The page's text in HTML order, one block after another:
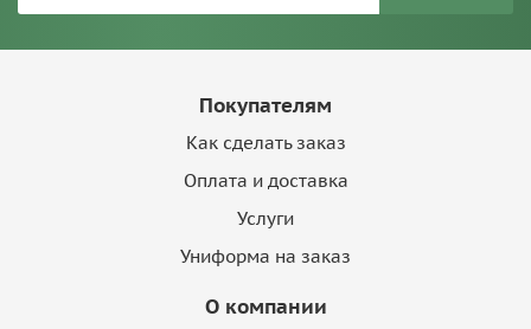
Покупателям
Как сделать заказ
Оплата и доставка
Услуги
Униформа на заказ
О компании